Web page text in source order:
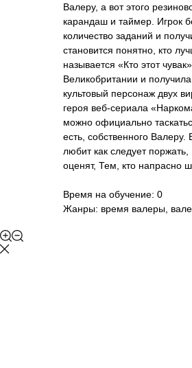
Валеру, а вот этого
карандаш и таймер. Игрок
количество заданий и
становится понятно, кто
называется «Кто этот
Великобритании и
культовый персонаж двух
героя веб-сериала
можно официально
есть, собственного
любит как следует
оценят, Тем, кто напрасно
Время на обучение: 0
Жанры: время валеры,